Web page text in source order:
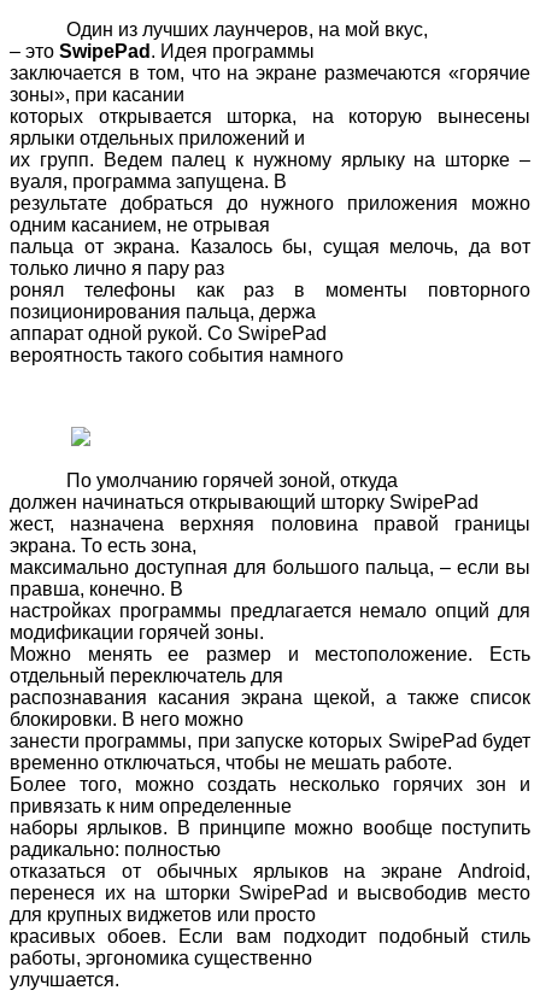
Один из лучших лаунчеров, на мой вкус,
– это SwipePad . Идея программы
заключается в том, что на экране размечаются «горячие
зоны», при касании
которых открывается шторка, на которую вынесены
ярлыки отдельных приложений и
их групп. Ведем палец к нужному ярлыку на шторке –
вуаля, программа запущена. В
результате добраться до нужного приложения можно
одним касанием, не отрывая
пальца от экрана. Казалось бы, сущая мелочь, да вот
только лично я пару раз
ронял телефоны как раз в моменты повторного
позиционирования пальца, держа
аппарат одной рукой. Со SwipePad
вероятность такого события намного
По умолчанию горячей зоной, откуда
должен начинаться открывающий шторку SwipePad
жест, назначена верхняя половина правой границы
экрана. То есть зона,
максимально доступная для большого пальца, – если вы
правша, конечно. В
настройках программы предлагается немало опций для
модификации горячей зоны.
Можно менять ее размер и местоположение. Есть
отдельный переключатель для
распознавания касания экрана щекой, а также список
блокировки. В него можно
занести программы, при запуске которых SwipePad будет
временно отключаться, чтобы не мешать работе.
Более того, можно создать несколько горячих зон и
привязать к ним определенные
наборы ярлыков. В принципе можно вообще поступить
радикально: полностью
отказаться от обычных ярлыков на экране Android,
перенеся их на шторки SwipePad
и высвободив место
для крупных виджетов или просто
красивых обоев. Если вам подходит подобный стиль
работы, эргономика существенно
улучшается.